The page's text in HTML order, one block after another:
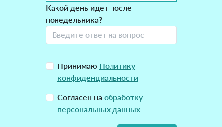
Какой день идет после
понедельника?
Принимаю Политику
конфиденциальности
Согласен на обработку
персональных данных